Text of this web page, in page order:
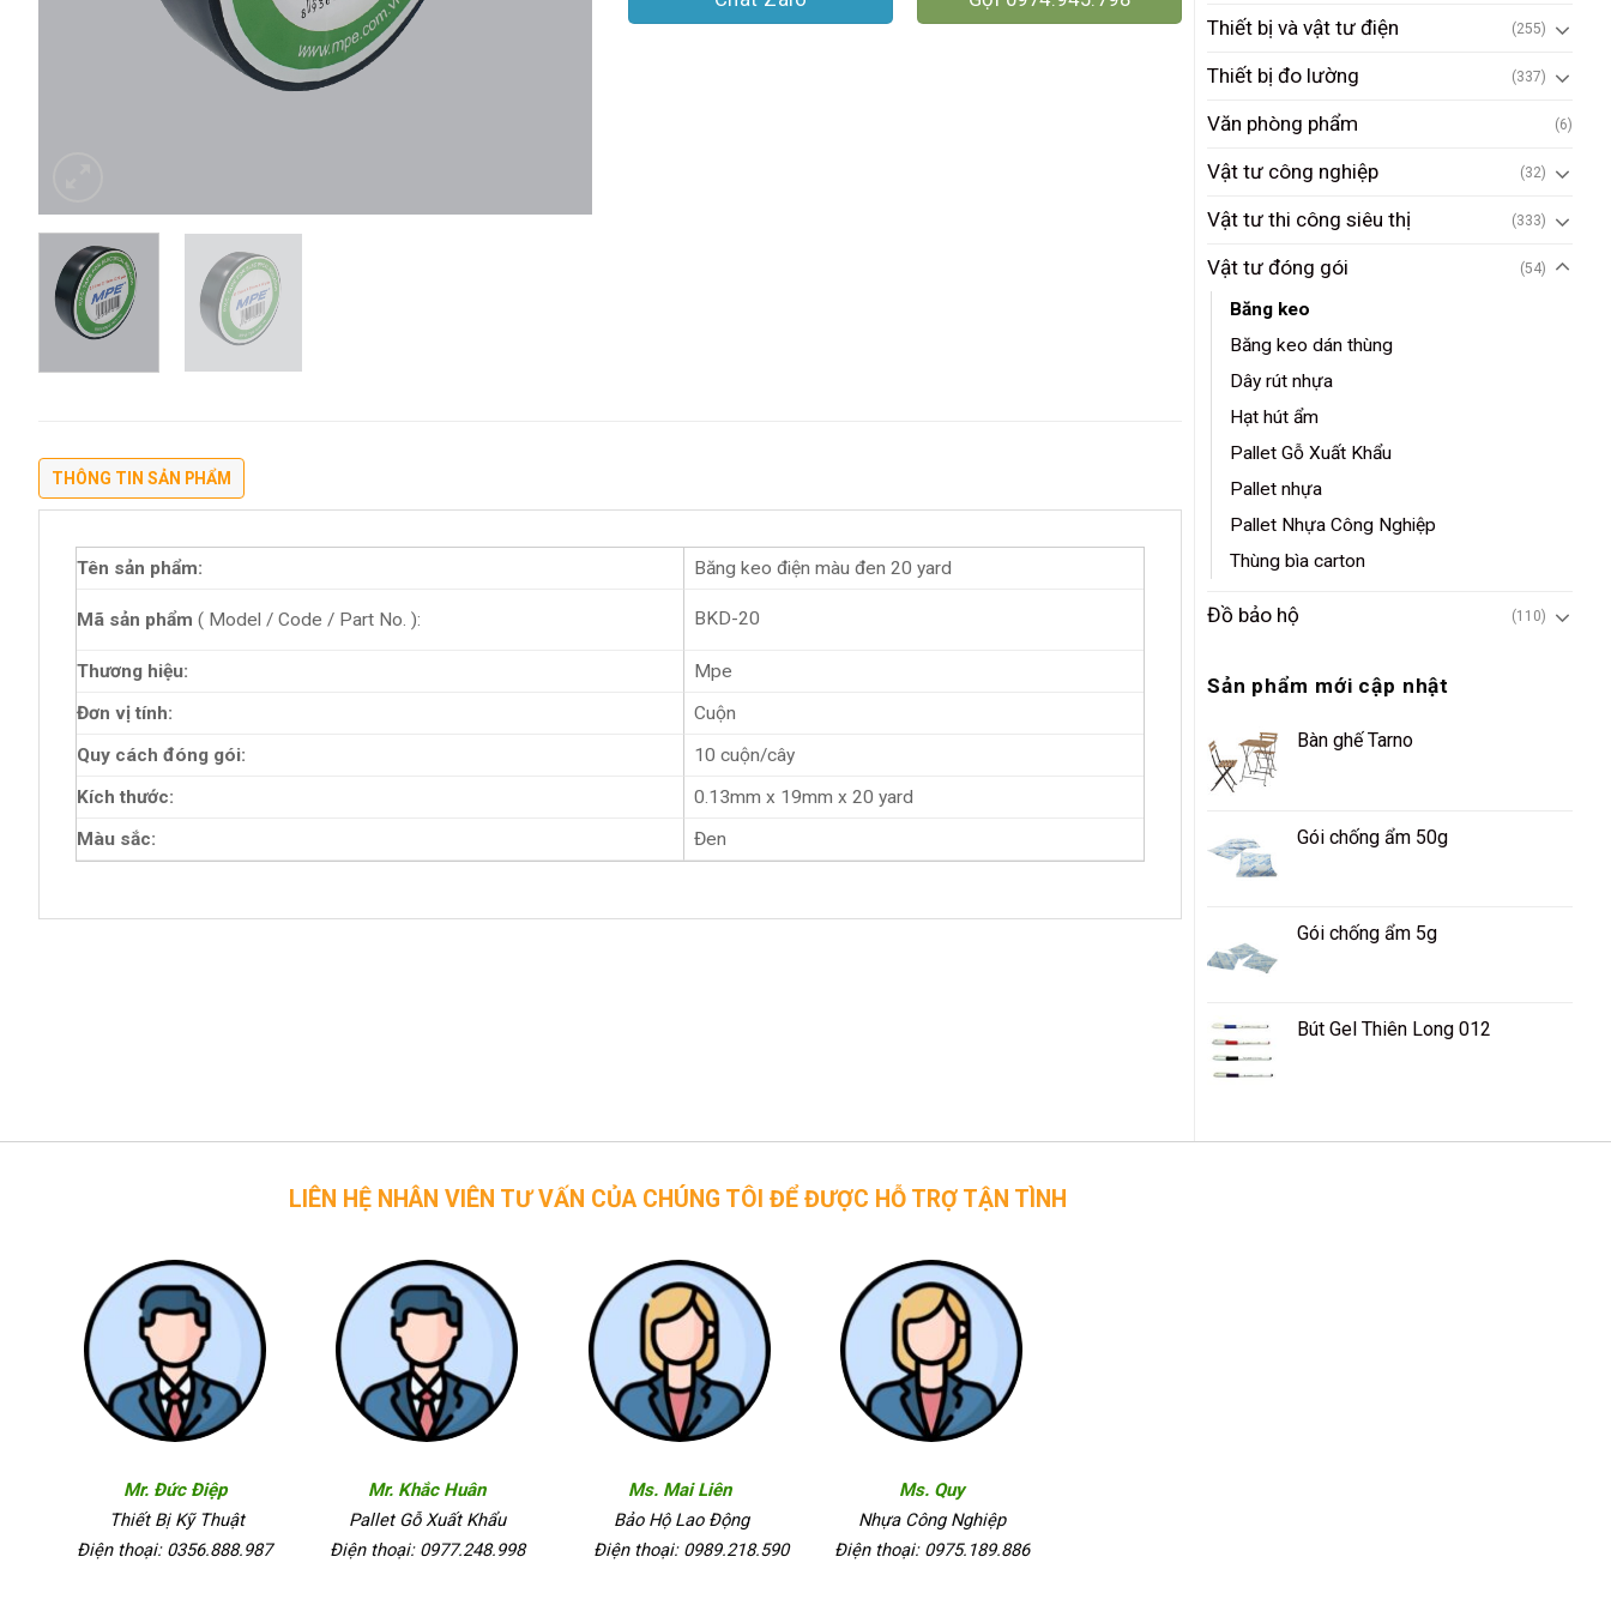
Thiết bị và vật tư điện (255)
Thiết bị đo lường (337)
Văn phòng phẩm (6)
Vật tư công nghiệp (32)
Vật tư thi công siêu thị (333)
Vật tư đóng gói (54)
Băng keo
Băng keo dán thùng
Dây rút nhựa
Hạt hút ẩm
Pallet Gỗ Xuất Khẩu
Pallet nhựa
Pallet Nhựa Công Nghiệp
Thùng bìa carton
Đồ bảo hộ (110)
Sản phẩm mới cập nhật
Bàn ghế Tarno
Gói chống ẩm 50g
Gói chống ẩm 5g
Bút Gel Thiên Long 012
THÔNG TIN SẢN PHẨM
Tên sản phẩm: Băng keo điện màu đen 20 yard
Mã sản phẩm ( Model / Code / Part No. ): BKD-20
Thương hiệu:
Mpe
Đơn vị tính:
Cuộn
Quy cách đóng gói:
10 cuộn/cây
Kích thước:
0.13mm x 19mm x 20 yard
Màu sắc:
Đen
LIÊN HỆ NHÂN VIÊN TƯ VẤN CỦA CHÚNG TÔI ĐỂ ĐƯỢC HỖ TRỢ TẬN TÌNH
Mr. Đức Điệp
Thiết Bị Kỹ Thuật
Điện thoại: 0356.888.987
Mr. Khắc Huân
Pallet Gỗ Xuất Khẩu
Điện thoại: 0977.248.998
Ms. Mai Liên
Bảo Hộ Lao Động
Điện thoại: 0989.218.590
Ms. Quy
Nhựa Công Nghiệp
Điện thoại: 0975.189.886